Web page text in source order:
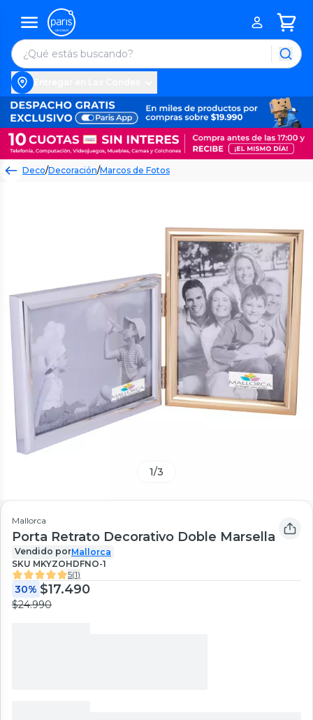
Deco/Decoración/Marcos de Fotos
1/3
Mallorca
Porta Retrato Decorativo Doble Marsella
Vendido porMallorca
SKU MKYZOHDFNO-1
5(1)
30% $17.490
$24.990